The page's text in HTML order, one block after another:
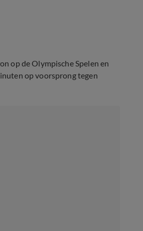
op de Olympische Spelen en
op voorsprong tegen